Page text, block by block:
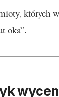
których
oka”.